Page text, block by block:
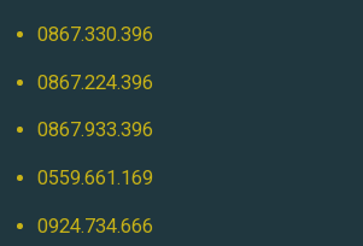
0867.330.396
0867.224.396
0867.933.396
0559.661.169
0924.734.666